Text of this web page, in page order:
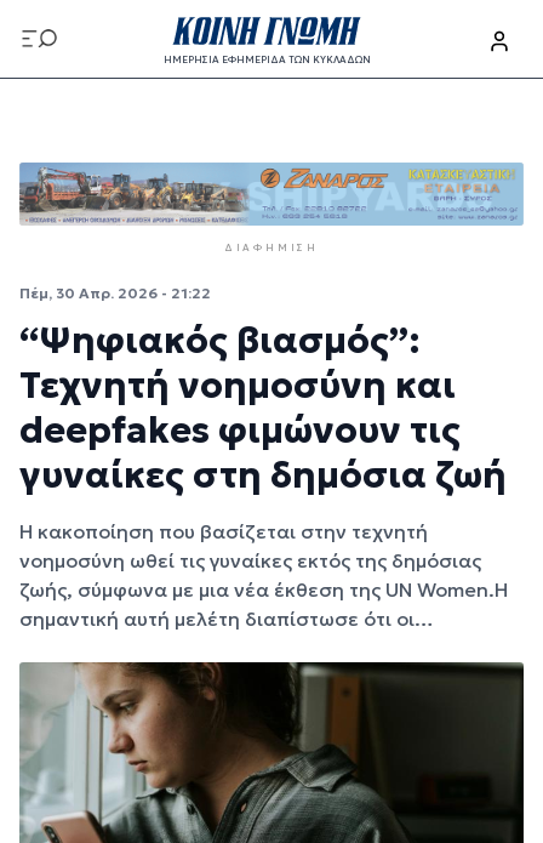
Παράκαμψη προς το κυρίως περιεχόμενο
ΗΜΕΡΗΣΙΑ ΕΦΗΜΕΡΙΔΑ ΤΩΝ ΚΥΚΛΑΔΩΝ
ΔΙΑΦΉΜΙΣΗ
Πέμ, 30 Απρ. 2026 - 21:22
“Ψηφιακός βιασμός”:
Τεχνητή νοημοσύνη και
deepfakes φιμώνουν τις
γυναίκες στη δημόσια ζωή
Η κακοποίηση που βασίζεται στην τεχνητή
νοημοσύνη ωθεί τις γυναίκες εκτός της δημόσιας
ζωής, σύμφωνα με μια νέα έκθεση της UN Women.Η
σημαντική αυτή μελέτη διαπίστωσε ότι οι…